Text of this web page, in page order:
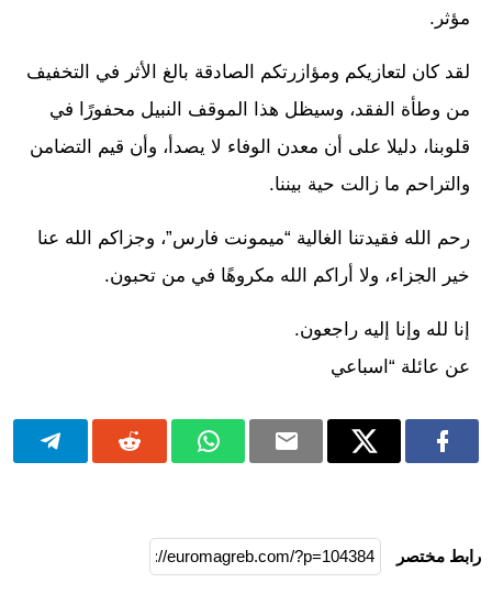
مؤثر.
لقد كان لتعازيكم ومؤازرتكم الصادقة بالغ الأثر في التخفيف
من وطأة الفقد، وسيظل هذا الموقف النبيل محفورًا في
قلوبنا، دليلا على أن معدن الوفاء لا يصدأ، وأن قيم التضامن
والتراحم ما زالت حية بيننا.
رحم الله فقيدتنا الغالية “ميمونت فارس”، وجزاكم الله عنا
خير الجزاء، ولا أراكم الله مكروهًا في من تحبون.
إنا لله وإنا إليه راجعون.
عن عائلة “اسباعي
رابط مختصر